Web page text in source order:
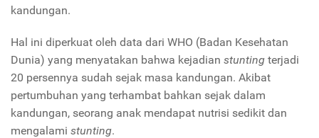
kandungan.
Hal ini diperkuat oleh data dari WHO (Badan Kesehatan
Dunia) yang menyatakan bahwa kejadian stunting terjadi
20 persennya sudah sejak masa kandungan. Akibat
pertumbuhan yang terhambat bahkan sejak dalam
kandungan, seorang anak mendapat nutrisi sedikit dan
mengalami stunting.